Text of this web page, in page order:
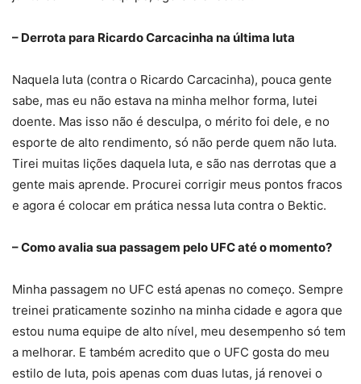
– Derrota para Ricardo Carcacinha na última luta
Naquela luta (contra o Ricardo Carcacinha), pouca gente
sabe, mas eu não estava na minha melhor forma, lutei
doente. Mas isso não é desculpa, o mérito foi dele, e no
esporte de alto rendimento, só não perde quem não luta.
Tirei muitas lições daquela luta, e são nas derrotas que a
gente mais aprende. Procurei corrigir meus pontos fracos
e agora é colocar em prática nessa luta contra o Bektic.
– Como avalia sua passagem pelo UFC até o momento?
Minha passagem no UFC está apenas no começo. Sempre
treinei praticamente sozinho na minha cidade e agora que
estou numa equipe de alto nível, meu desempenho só tem
a melhorar. E também acredito que o UFC gosta do meu
estilo de luta, pois apenas com duas lutas, já renovei o